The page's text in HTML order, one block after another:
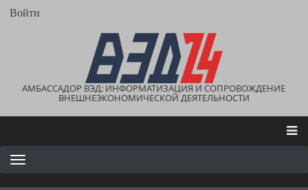
Перейти
User
Войти
АМБАССАДОР ВЭД: ИНФОРМАТИЗАЦИЯ И СОПРОВОЖДЕНИЕ
ВНЕШНЕЭКОНОМИЧЕСКОЙ ДЕЯТЕЛЬНОСТИ
Main
navigation